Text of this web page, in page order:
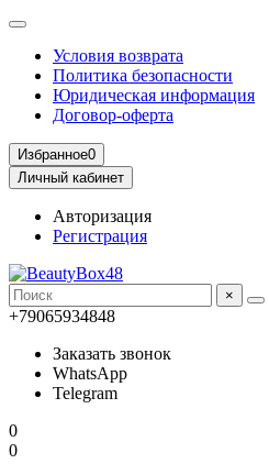
Условия возврата
Политика безопасности
Юридическая информация
Договор-оферта
Избранное0
Личный кабинет
Авторизация
Регистрация
×
+79065934848
Заказать звонок
WhatsApp
Telegram
0
0